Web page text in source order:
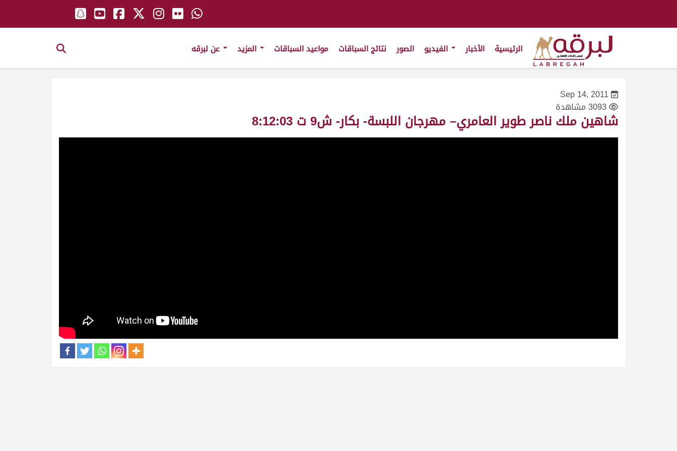
الرئيسية الأخبار الصور نتائج السباقات مواعيد السباقات
Sep 14, 2011
3093 مشاهدة
شاهين ملك ناصر طوير العامري– مهرجان اللبسة- بكار- ش9 ت 8:12:03